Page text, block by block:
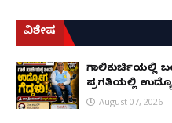
ವಿಶೇಷ
ಗಾಲಿಕುರ್ಚಿಯಲ್ಲಿ
ಪ್ರಗತಿಯಲ್ಲಿ
August 07, 2026